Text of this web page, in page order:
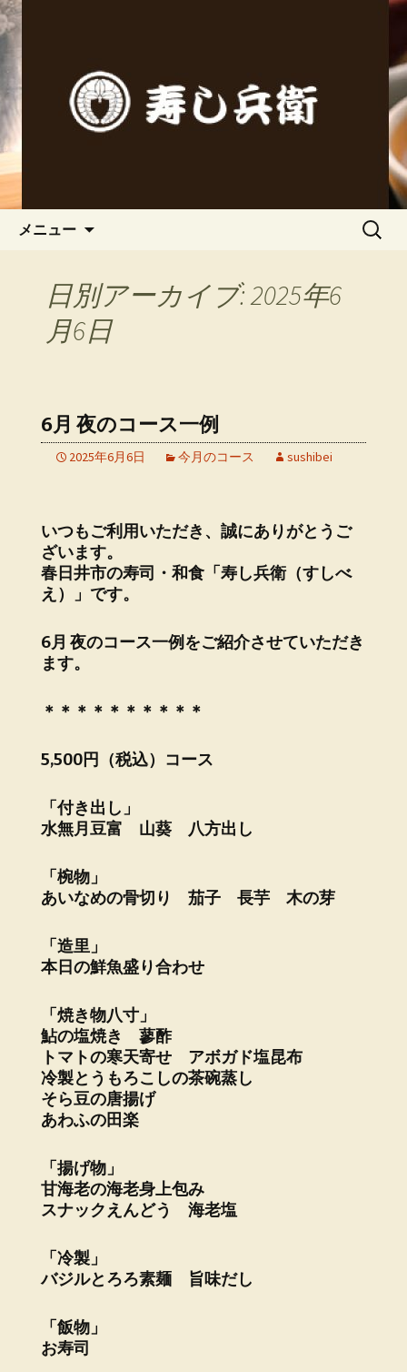
春日井市にある寿司処「寿し兵
衛（すしべえ）」のブログ
春日井市にある寿司処「寿し兵衛（す
しべえ）」の公式ブログです。
メニュー
検
日別アーカイブ: 2025年6
月6日
6月 夜のコース一例
2025年6月6日 今月のコース sushibei
いつもご利用いただき、誠にありがとうご
ざいます。
春日井市の寿司・和食「寿し兵衛（すしべ
え）」です。
6月 夜のコース一例をご紹介させていただき
ます。
＊＊＊＊＊＊＊＊＊＊
5,500円（税込）コース
「付き出し」
水無月豆富 山葵 八方出し
「椀物」
あいなめの骨切り 茄子 長芋 木の芽
「造里」
本日の鮮魚盛り合わせ
「焼き物八寸」
鮎の塩焼き 蓼酢
トマトの寒天寄せ アボガド塩昆布
冷製とうもろこしの茶碗蒸し
そら豆の唐揚げ
あわふの田楽
「揚げ物」
甘海老の海老身上包み
スナックえんどう 海老塩
「冷製」
バジルとろろ素麺 旨味だし
「飯物」
お寿司